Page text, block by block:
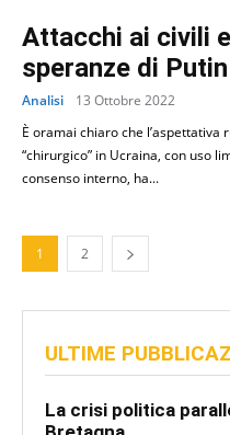
Attacchi ai civili
speranze di Putin
Analisi
13 Ottobre 2022
È oramai chiaro che
“chirurgico” in Ucraina, con uso
consenso interno, ha...
1 2
ULTIME
La crisi politica